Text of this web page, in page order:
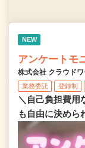
NEW
アンケートモ
株式会社 クラウド
業務委託 登録制
＼自己負担費
も自由に決めら